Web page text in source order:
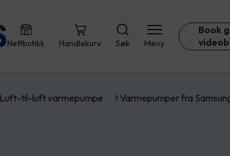
Nettbutikk Handlekurv Søk Meny
Book
Luft-til-luft varmepumpe Varmepumper fra